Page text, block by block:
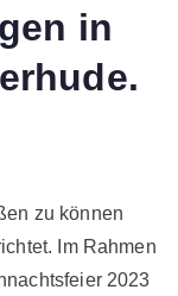
in
zu können
Im Rahmen
2023